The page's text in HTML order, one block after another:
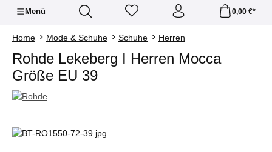
Menü 0,00 €*
Home Mode & Schuhe Schuhe Herren
Rohde Lekeberg I Herren Mocca
Größe EU 39
Bildergalerie überspringen